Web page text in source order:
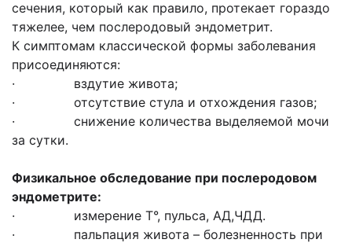
сечения, который как правило, протекает гораздо
тяжелее, чем послеродовый эндометрит.
К симптомам классической формы заболевания
присоединяются:
· вздутие живота;
· отсутствие стула и отхождения газов;
· снижение количества выделяемой мочи
за сутки.
Физикальное обследование при послеродовом
эндометрите:
· измерение Т°, пульса, АД,ЧДД.
· пальпация живота – болезненность при